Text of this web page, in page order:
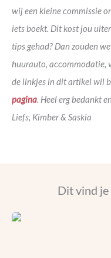
wij een kleine commissie
iets boekt. Dit kost jou
tips gehad? Dan zouden
huurauto, accommodatie,
de linkjes in dit artikel wil
pagina. Heel erg bedankt
Liefs, Kimber & Saskia
Dit vind je